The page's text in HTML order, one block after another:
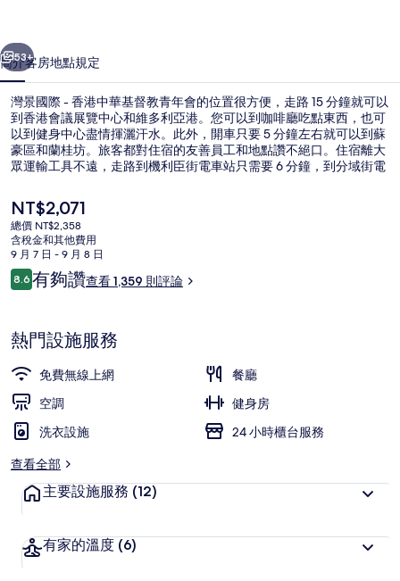
中
華
基
督
教
青
年
會
的
片
集
個 下一個
53+
簡介客房地點規定
灣景國際 - 香港中華基督教青年會的位置很方便，走路 15 分鐘就可以
到香港會議展覽中心和維多利亞港。您可以到咖啡廳吃點東西，也可
以到健身中心盡情揮灑汗水。此外，開車只要 5 分鐘左右就可以到蘇
豪區和蘭桂坊。旅客都對住宿的友善員工和地點讚不絕口。住宿離大
眾運輸工具不遠，走路到機利臣街電車站只需要 6 分鐘，到分域街電
目
前
的
價
格
是
NT$2,071
總價 NT$2,358
含稅金和其他費用
9 月 7 日 - 9 月 8 日
評
論
8.68.6 分，滿分 10 分，
有夠讚查看 1,359 則評論
熱門設施服務
免費無線上網
餐廳
空調
健身房
洗衣設施
24 小時櫃台服務
查看全部
主要設施服務 (12)
有家的溫度 (6)